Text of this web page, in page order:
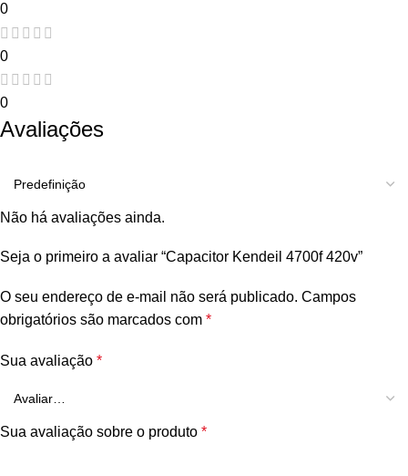
0
0
0
Avaliações
Não há avaliações ainda.
Seja o primeiro a avaliar “Capacitor Kendeil 4700f 420v”
O seu endereço de e-mail não será publicado. Campos
obrigatórios são marcados com *
Sua avaliação *
Sua avaliação sobre o produto *